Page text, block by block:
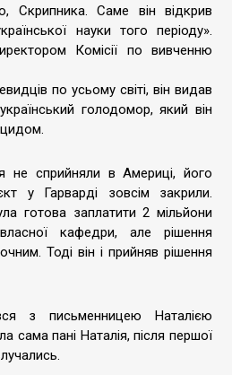
Скрипника. Саме він відкрив
науки того періоду».
Комісії по вивченню
по усьому світі, він видав
голодомор, який він
не сприйняли в Америці, його
у Гарварді зовсім закрили.
готова заплатити 2 мільйони
кафедри, але рішення
Тоді він і прийняв рішення
з письменницею Наталією
сама пані Наталія, після першої